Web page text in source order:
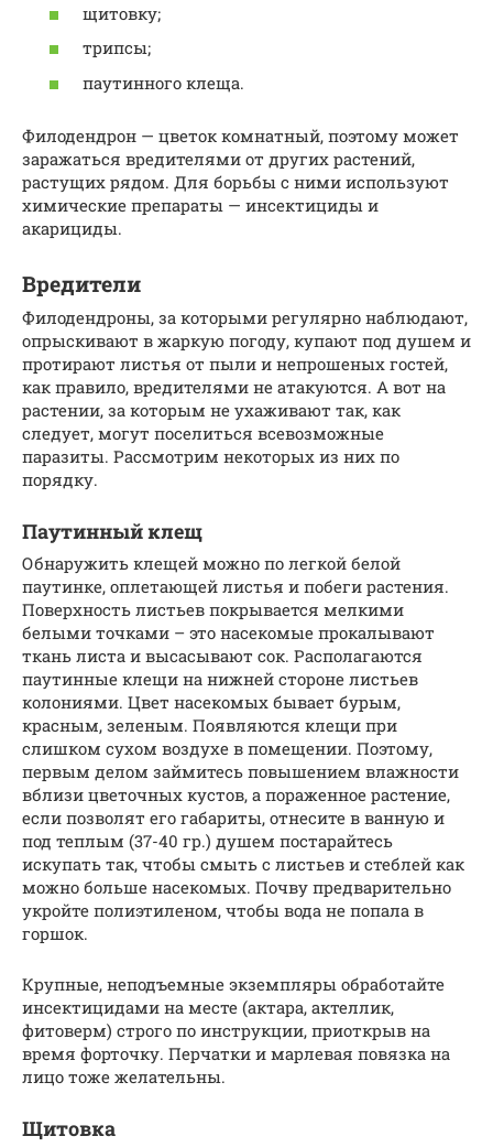
щитовку;
трипсы;
паутинного клеща.
Филодендрон — цветок комнатный, поэтому может
заражаться вредителями от других растений,
растущих рядом. Для борьбы с ними используют
химические препараты — инсектициды и
акарициды.
Вредители
Филодендроны, за которыми регулярно наблюдают,
опрыскивают в жаркую погоду, купают под душем и
протирают листья от пыли и непрошеных гостей,
как правило, вредителями не атакуются. А вот на
растении, за которым не ухаживают так, как
следует, могут поселиться всевозможные
паразиты. Рассмотрим некоторых из них по
порядку.
Паутинный клещ
Обнаружить клещей можно по легкой белой
паутинке, оплетающей листья и побеги растения.
Поверхность листьев покрывается мелкими
белыми точками – это насекомые прокалывают
ткань листа и высасывают сок. Располагаются
паутинные клещи на нижней стороне листьев
колониями. Цвет насекомых бывает бурым,
красным, зеленым. Появляются клещи при
слишком сухом воздухе в помещении. Поэтому,
первым делом займитесь повышением влажности
вблизи цветочных кустов, а пораженное растение,
если позволят его габариты, отнесите в ванную и
под теплым (37-40 гр.) душем постарайтесь
искупать так, чтобы смыть с листьев и стеблей как
можно больше насекомых. Почву предварительно
укройте полиэтиленом, чтобы вода не попала в
горшок.
Крупные, неподъемные экземпляры обработайте
инсектицидами на месте (актара, актеллик,
фитоверм) строго по инструкции, приоткрыв на
время форточку. Перчатки и марлевая повязка на
лицо тоже желательны.
Щитовка